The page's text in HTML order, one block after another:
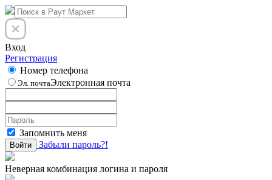
Вход
Регистрация
Номер телефона
Эл. почтаЭлектронная почта
Запомнить меня
Войти Забыли пароль?!
Неверная комбинация логина и пароля